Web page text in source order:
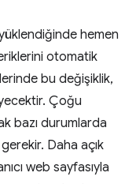
hemen
otomatik
bu değişiklik,
Çoğu
bazı durumlarda
Daha açık
web sayfasıyla